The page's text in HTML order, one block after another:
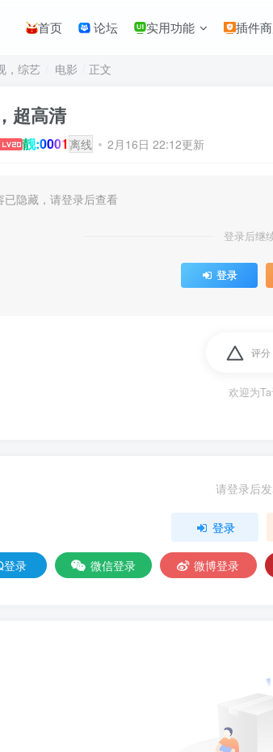
首页 论坛 实用功能 插件
，综艺 电影 正文
超高清
靓:0001 离线 2月16日 22:12更新
已隐藏，请登录后查看
登录后继
登录
评分
欢迎为
请登录后
登录
登录 微信登录 微博登录